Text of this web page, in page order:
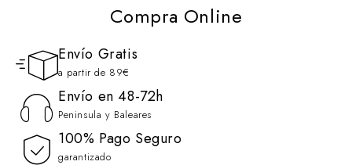
Compra Online
Envío Gratis
a partir de 89€
Envío en 48-72h
Peninsula y Baleares
100% Pago Seguro
garantizado